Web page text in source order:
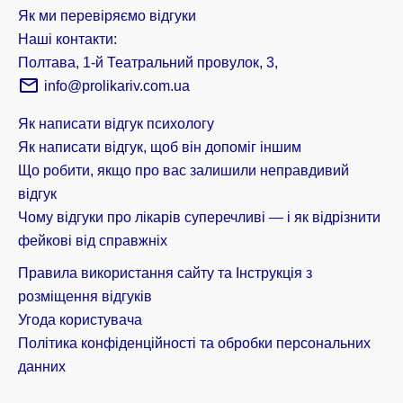
Як ми перевіряємо відгуки
Наші контакти:
Полтава, 1-й Театральний провулок, 3,
info@prolikariv.com.ua
Як написати відгук психологу
Як написати відгук, щоб він допоміг іншим
Що робити, якщо про вас залишили неправдивий
відгук
Чому відгуки про лікарів суперечливі — і як відрізнити
фейкові від справжніх
Правила використання сайту та Інструкція з
розміщення відгуків
Угода користувача
Політика конфіденційності та обробки персональних
данних